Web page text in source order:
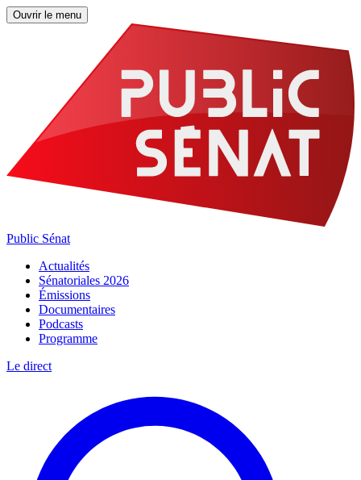
Ouvrir le menu
Public Sénat
Actualités
Sénatoriales 2026
Émissions
Documentaires
Podcasts
Programme
Le direct